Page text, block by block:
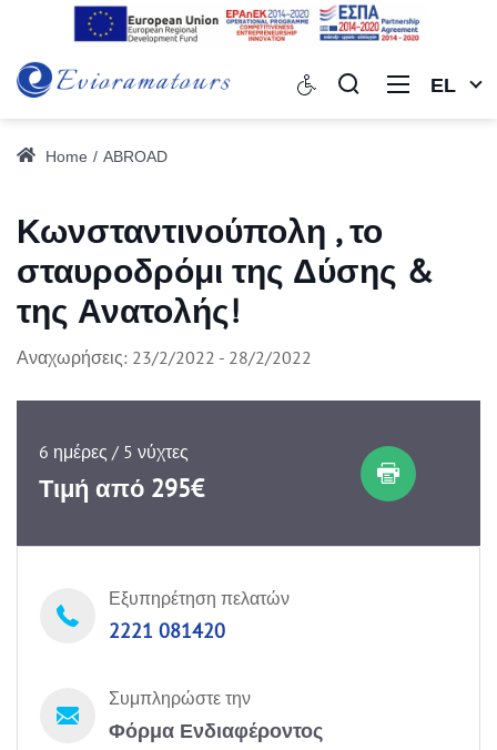
EL
Home ABROAD
Κωνσταντινούπολη , το
σταυροδρόμι της Δύσης &
της Ανατολής!
Αναχωρήσεις: 23/2/2022 - 28/2/2022
6 ημέρες / 5 νύχτες
Τιμή από 295€
Εξυπηρέτηση πελατών
2221 081420
Συμπληρώστε την
Φόρμα Ενδιαφέροντος